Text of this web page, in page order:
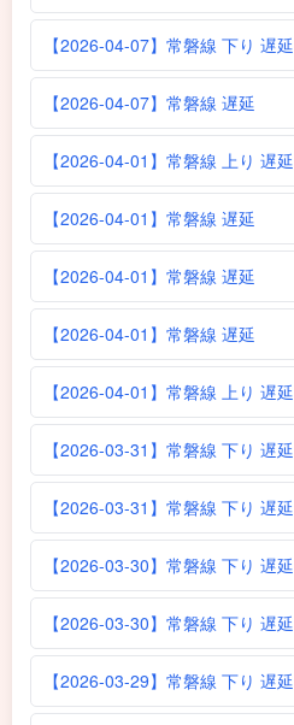
【2026-04-07】常磐線 下り 遅延
【2026-04-07】常磐線 遅延
【2026-04-01】常磐線 上り 遅延
【2026-04-01】常磐線 遅延
【2026-04-01】常磐線 遅延
【2026-04-01】常磐線 遅延
【2026-04-01】常磐線 上り 遅延
【2026-03-31】常磐線 下り 遅延
【2026-03-31】常磐線 下り 遅延
【2026-03-30】常磐線 下り 遅延
【2026-03-30】常磐線 下り 遅延
【2026-03-29】常磐線 下り 遅延